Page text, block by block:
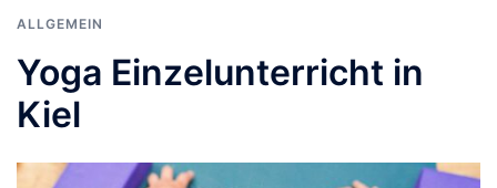
ALLGEMEIN
Yoga Einzelunterricht in
Kiel